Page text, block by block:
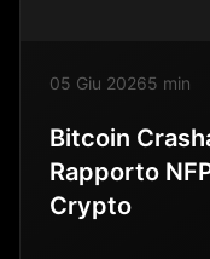
05 Giu 20265 min
Bitcoin
Rapporto
Crypto